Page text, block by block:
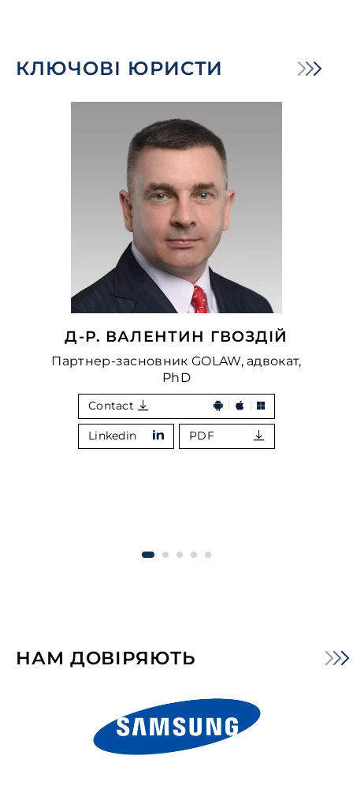
КЛЮЧОВІ ЮРИСТИ
Д-Р. ВАЛЕНТИН ГВОЗДІЙ
Партнер-засновник GOLAW, адвокат,
PhD
Contact
Linkedin PDF
НАМ ДОВІРЯЮТЬ